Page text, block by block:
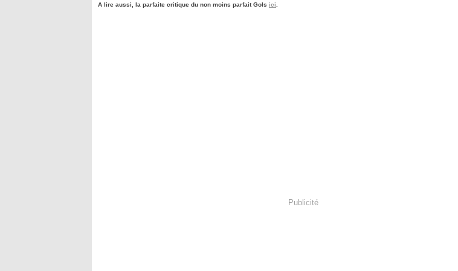
A lire aussi, la parfaite critique du non moins parfait Gols ici
Publicité